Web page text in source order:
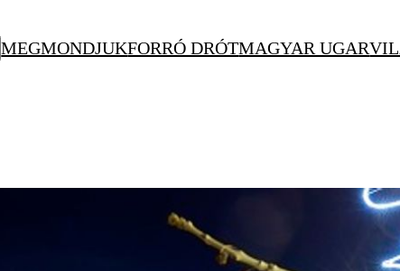
MEGMONDJUKFORRÓ DRÓTMAGYAR UGAR